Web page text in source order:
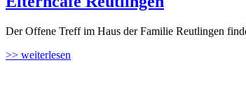
Der Offene Treff im Haus der Familie Reutlingen
>> weiterlesen